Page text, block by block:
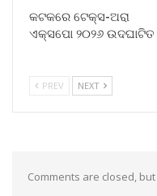
କଟକରେ ଟେକ୍ସ-ଅରା
ଏକ୍ସପୋ ୨୦୨୬ ଉଦଘାଟିତ
PREV NEXT
Comments are closed, but